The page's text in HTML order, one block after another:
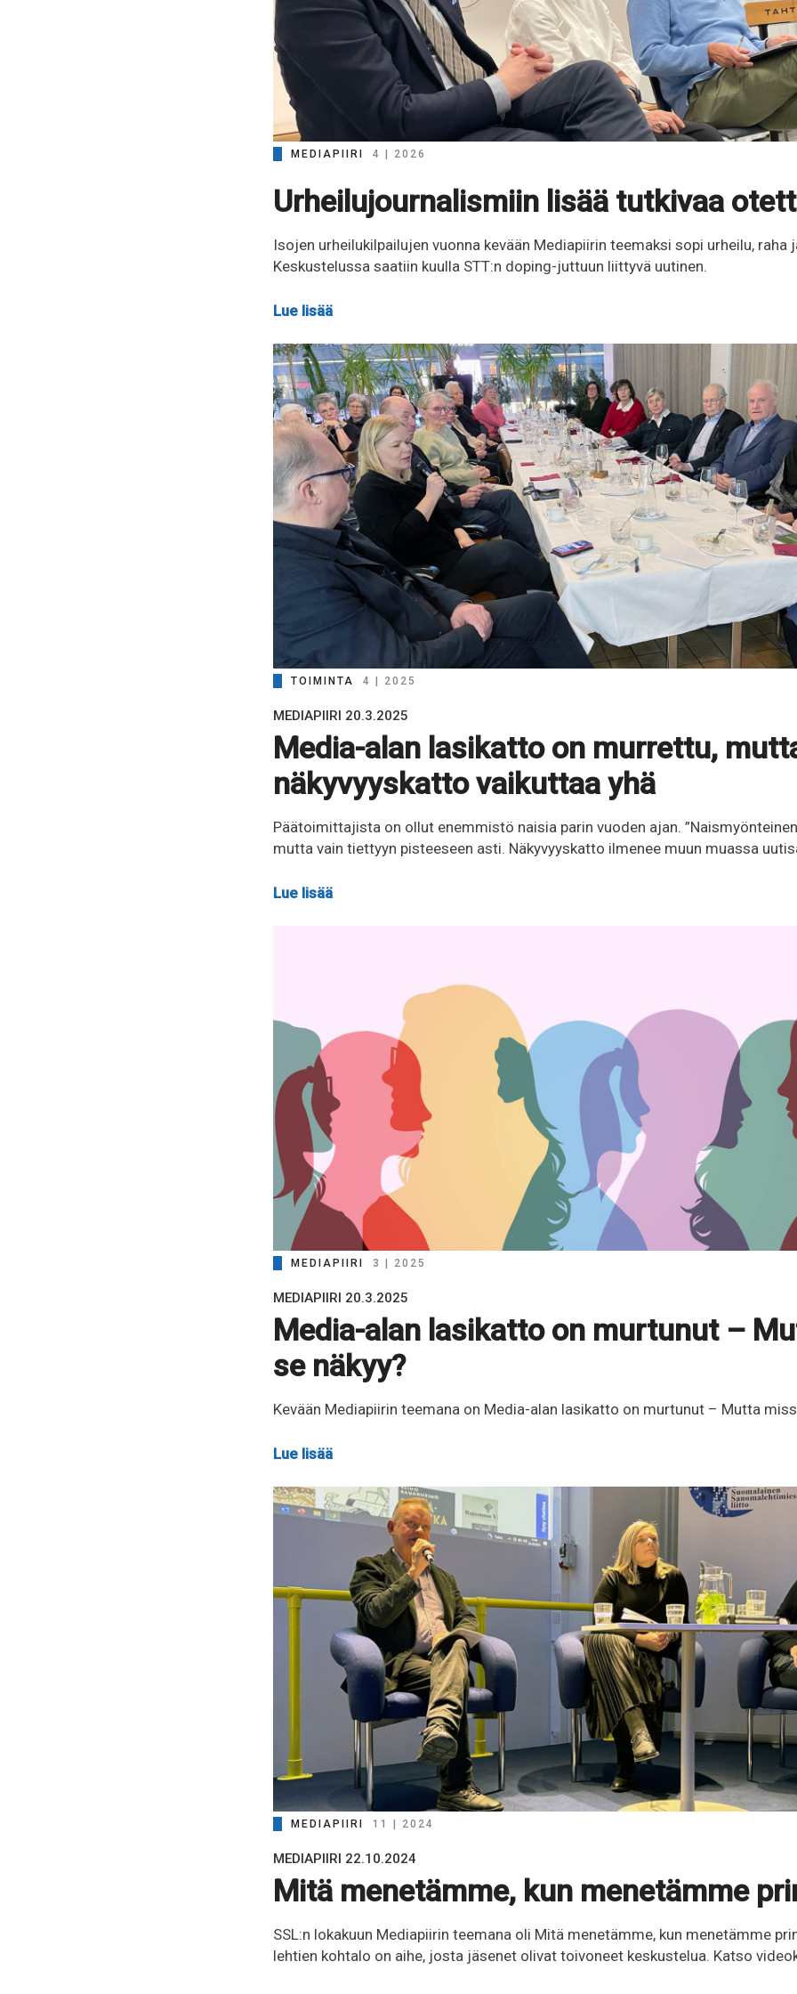
MEDIAPIIRI 4 | 2026
Urheilujournalismiin lisää tutkivaa
Isojen urheilukilpailujen vuonna kevään Mediapiirin teemaksi sopi urheilu, raha
Keskustelussa saatiin kuulla STT:n doping-juttuun liittyvä uutinen.
Lue lisää
TOIMINTA 4 | 2025
MEDIAPIIRI 20.3.2025
Media-alan lasikatto on murrettu,
näkyvyyskatto vaikuttaa yhä
Päätoimittajista on ollut enemmistö naisia parin vuoden ajan.
mutta vain tiettyyn pisteeseen asti. Näkyvyyskatto ilmenee muun muassa
Lue lisää
MEDIAPIIRI 3 | 2025
MEDIAPIIRI 20.3.2025
Media-alan lasikatto on murtunut –
se näkyy?
Kevään Mediapiirin teemana on Media-alan lasikatto on murtunut – Mutta
Lue lisää
MEDIAPIIRI 11 | 2024
MEDIAPIIRI 22.10.2024
Mitä menetämme, kun menetämme
SSL:n lokakuun Mediapiirin teemana oli Mitä menetämme, kun menetämme
lehtien kohtalo on aihe, josta jäsenet olivat toivoneet keskustelua. Katso